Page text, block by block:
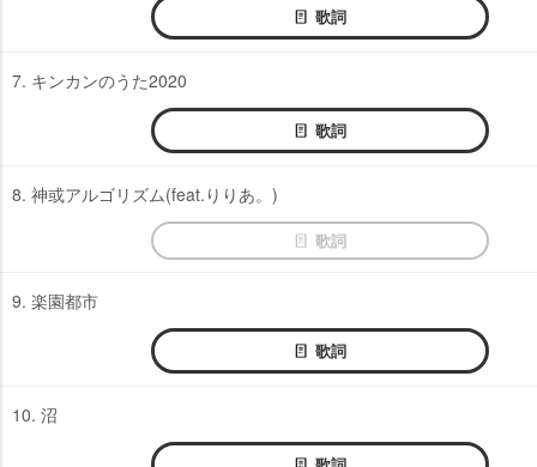
歌詞
7. キンカンのうた2020
歌詞
8. 神或アルゴリズム(feat.りりあ。)
歌詞
9. 楽園都市
歌詞
10. 沼